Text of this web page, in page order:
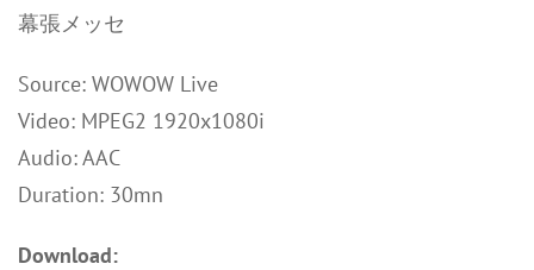
幕張メッセ
Source: WOWOW Live
Video: MPEG2 1920x1080i
Audio: AAC
Duration: 30mn
Download: